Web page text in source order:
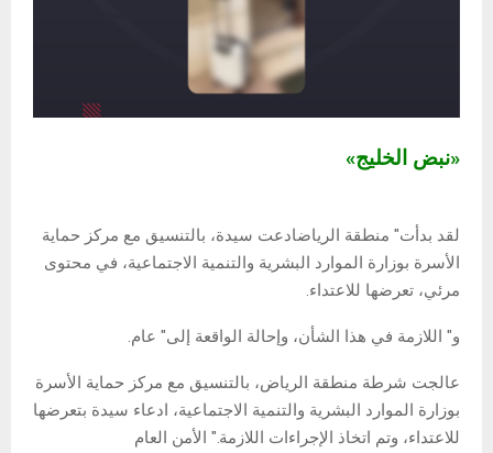
«نبض الخليج»
لقد بدأت" منطقة الرياضادعت سيدة، بالتنسيق مع مركز حماية
الأسرة بوزارة الموارد البشرية والتنمية الاجتماعية، في محتوى
مرئي، تعرضها للاعتداء.
و" اللازمة في هذا الشأن، وإحالة الواقعة إلى" عام.
عالجت شرطة منطقة الرياض، بالتنسيق مع مركز حماية الأسرة
بوزارة الموارد البشرية والتنمية الاجتماعية، ادعاء سيدة بتعرضها
للاعتداء، وتم اتخاذ الإجراءات اللازمة." الأمن العام